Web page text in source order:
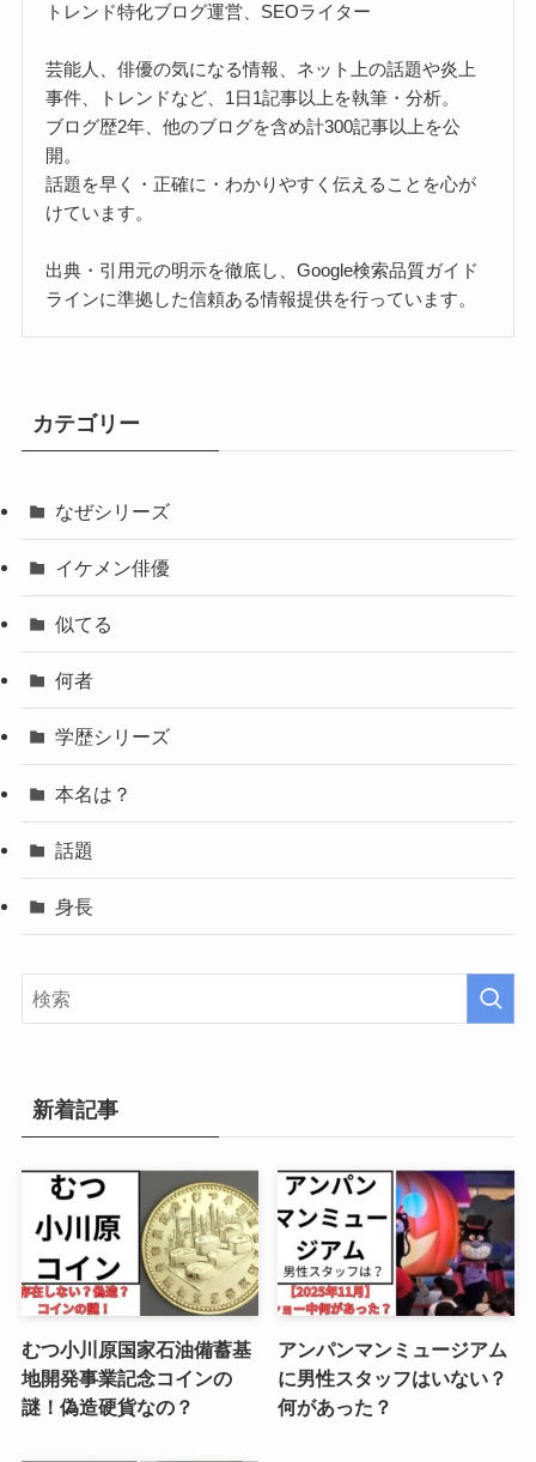
トレンド特化ブログ運営、SEOライター
芸能人、俳優の気になる情報、ネット上の話題や炎上
事件、トレンドなど、1日1記事以上を執筆・分析。
ブログ歴2年、他のブログを含め計300記事以上を公
開。
話題を早く・正確に・わかりやすく伝えることを心が
けています。
出典・引用元の明示を徹底し、Google検索品質ガイド
ラインに準拠した信頼ある情報提供を行っています。
カテゴリー
なぜシリーズ
イケメン俳優
似てる
何者
学歴シリーズ
本名は？
話題
身長
新着記事
むつ小川原国家石油備蓄基
地開発事業記念コインの
謎！偽造硬貨なの？
アンパンマンミュージアム
に男性スタッフはいない？
何があった？